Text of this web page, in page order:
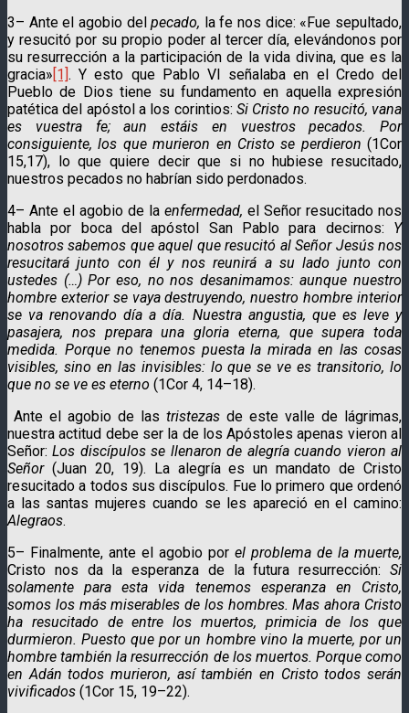
3– Ante el agobio delpecado, la fe nos dice: «Fue sepultado,
y resucitó por su propio poder al tercer día, elevándonos por
su resurrección a la participación de la vida divina, que es la
gracia»[1]. Y esto que Pablo VI señalaba en el Credo del
Pueblo de Dios tiene su fundamento en aquella expresión
patética del apóstol a los corintios: Si Cristo no resucitó, vana
es vuestra fe; aun estáis en vuestros pecados. Por
consiguiente, los que murieron en Cristo se perdieron (1Cor
15,17), lo que quiere decir que si no hubiese resucitado,
nuestros pecados no habrían sido perdonados.
4– Ante el agobio de la enfermedad, el Señor resucitado nos
habla por boca del apóstol San Pablo para decirnos: Y
nosotros sabemos que aquel que resucitó al Señor Jesús nos
resucitará junto con él y nos reunirá a su lado junto con
ustedes (…) Por eso, no nos desanimamos: aunque nuestro
hombre exterior se vaya destruyendo, nuestro hombre interior
se va renovando día a día. Nuestra angustia, que es leve y
pasajera, nos prepara una gloria eterna, que supera toda
medida. Porque no tenemos puesta la mirada en las cosas
visibles, sino en las invisibles: lo que se ve es transitorio, lo
que no se ve es eterno (1Cor 4, 14–18).
Ante el agobio de las tristezas de este valle de lágrimas,
nuestra actitud debe ser la de los Apóstoles apenas vieron al
Señor:Los discípulos se llenaron de alegría cuando vieron al
Señor(Juan 20, 19). La alegría es un mandato de Cristo
resucitado a todos sus discípulos. Fue lo primero que ordenó
a las santas mujeres cuando se les apareció en el camino:
Alegraos.
5– Finalmente, ante el agobio por el problema de la muerte,
Cristo nos da la esperanza de la futura resurrección: Si
solamente para esta vida tenemos esperanza en Cristo,
somos los más miserables de los hombres. Mas ahora Cristo
ha resucitado de entre los muertos, primicia de los que
durmieron. Puesto que por un hombre vino la muerte, por un
hombre también la resurrección de los muertos. Porque como
en Adán todos murieron, así también en Cristo todos serán
vivificados (1Cor 15, 19–22).